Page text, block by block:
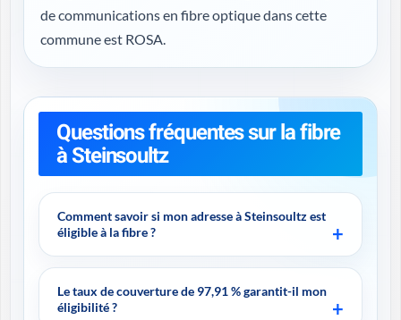
de communications en fibre optique dans cette
commune est ROSA.
Questions fréquentes sur la fibre
à Steinsoultz
Comment savoir si mon adresse à Steinsoultz est
éligible à la fibre ?
Le taux de couverture de 97,91 % garantit-il mon
éligibilité ?